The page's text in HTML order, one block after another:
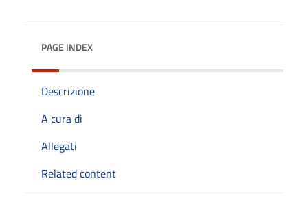
PAGE INDEX
Descrizione
A cura di
Allegati
Related content